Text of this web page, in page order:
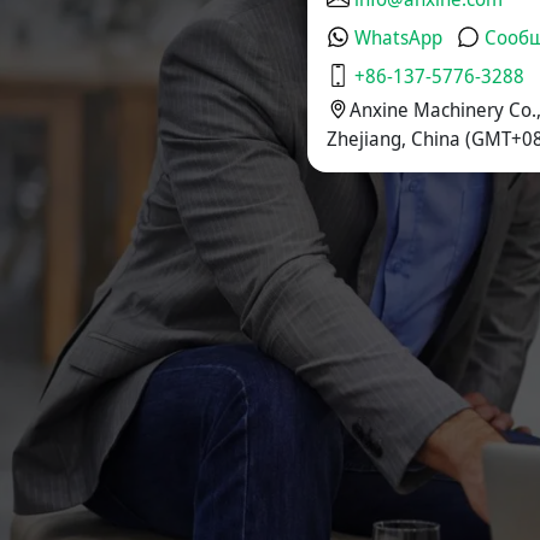
WhatsApp
+86-137-5776-3288
Anxine Machinery
Zhejiang, China